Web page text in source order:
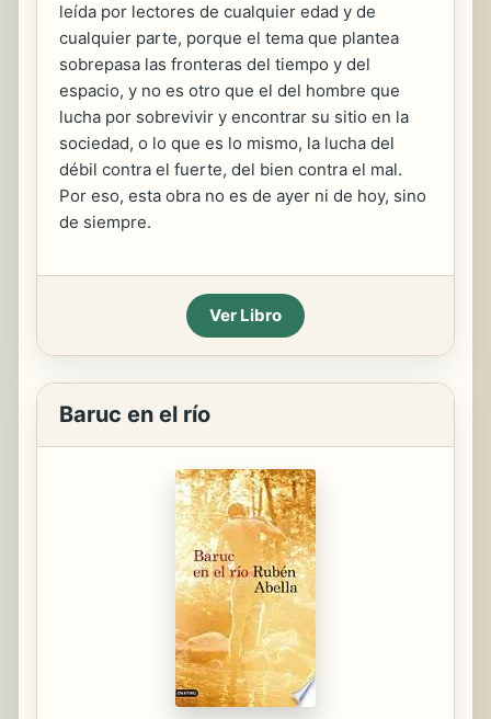
leída por lectores de cualquier edad y de
cualquier parte, porque el tema que plantea
sobrepasa las fronteras del tiempo y del
espacio, y no es otro que el del hombre que
lucha por sobrevivir y encontrar su sitio en la
sociedad, o lo que es lo mismo, la lucha del
débil contra el fuerte, del bien contra el mal.
Por eso, esta obra no es de ayer ni de hoy, sino
de siempre.
Ver Libro
Baruc en el río